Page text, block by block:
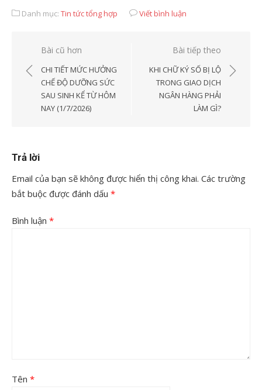
Danh mục: Tin tức tổng hợp Viết bình luận
Điều
hướng
viết
Bài cũ hơn
CHI TIẾT MỨC HƯỞNG
CHẾ ĐỘ DƯỠNG SỨC
SAU SINH KỂ TỪ HÔM
NAY (1/7/2026)
Bài tiếp theo
KHI CHỮ KÝ SỐ BỊ LỘ
TRONG GIAO DỊCH
NGÂN HÀNG PHẢI
LÀM GÌ?
Trả lời
Email của bạn sẽ không được hiển thị công khai. Các trường
bắt buộc được đánh dấu *
Bình luận *
Tên *